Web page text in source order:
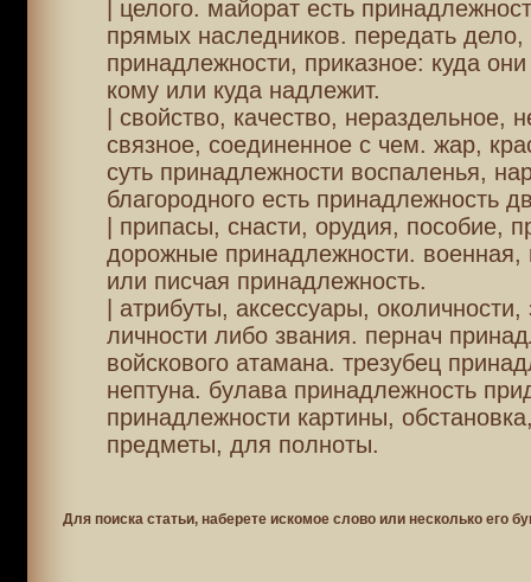
| целого. майорат есть
прямых наследников. передать дело,
принадлежности, приказное: куда
кому или куда надлежит.
| свойство, качество, нераздельное,
связное, соединенное с чем. жар,
суть принадлежности воспаленья,
благородного есть принадлежность
| припасы, снасти, орудия, пособие,
дорожные принадлежности. военная,
или писчая принадлежность.
| атрибуты, аксессуары, околичности,
личности либо звания. пернач
войскового атамана. трезубец
нептуна. булава принадлежность
принадлежности картины,
предметы, для полноты.
Для поиска статьи, наберете искомое слово или несколько его